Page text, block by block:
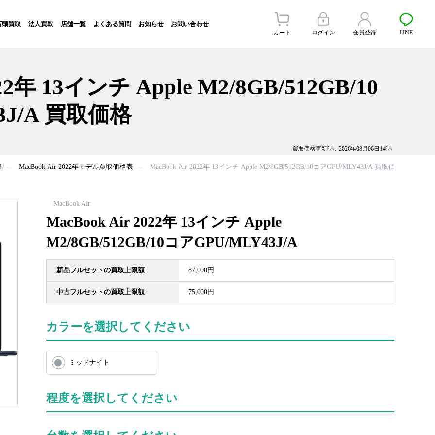
頭買取 法人買取 店舗一覧 よくある質問 お知らせ お問い合わせ
カート ログイン 会員登録 LINE
買取価格更新時：2026年08月06日14時
年 13インチ Apple M2/8GB/512GB/10
A 買取価格
MacBook Air 2022年モデル買取価格表 MacBook Air 2022年 13インチ Apple M2/8GB/512GB/10コアGPU/MLY43J/A 買取価格
MacBook Air
MacBook Air 2022年 13インチ Apple
M2/8GB/512GB/10コアGPU/MLY43J/A
新品フルセットの買取上限額 87,000円
中古フルセットの買取上限額 75,000円
カラーを選択してください
ミッドナイト
程度を選択してください